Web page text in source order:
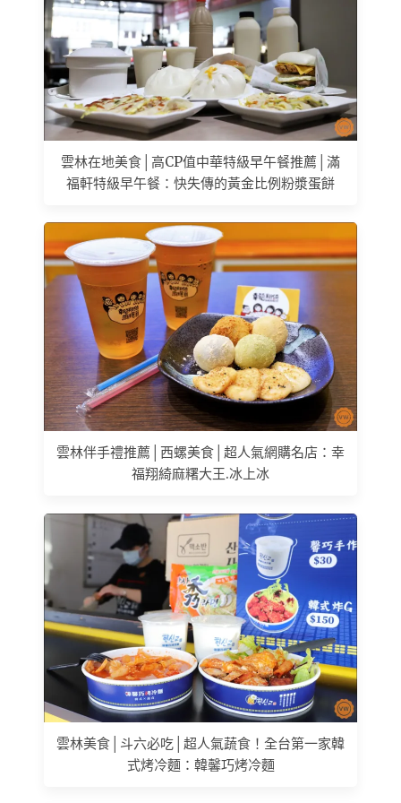
雲林在地美食│高CP值中華特級早午餐推薦│滿
福軒特級早午餐：快失傳的黃金比例粉漿蛋餅
雲林伴手禮推薦│西螺美食│超人氣網購名店：幸
福翔綺麻糬大王.冰上冰
雲林美食│斗六必吃│超人氣蔬食！全台第一家韓
式烤冷麵：韓馨巧烤冷麵